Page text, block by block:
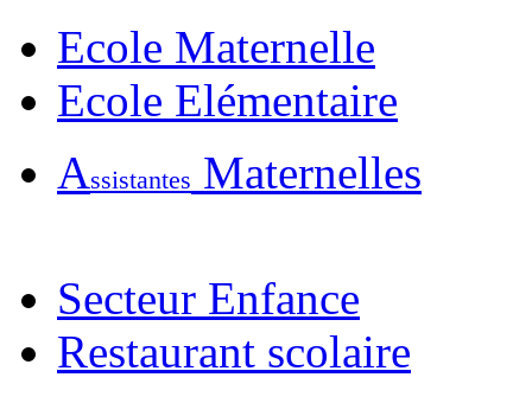
Ecole Maternelle
Ecole Elémentaire
Assistantes Maternelles
Secteur Enfance
Restaurant scolaire